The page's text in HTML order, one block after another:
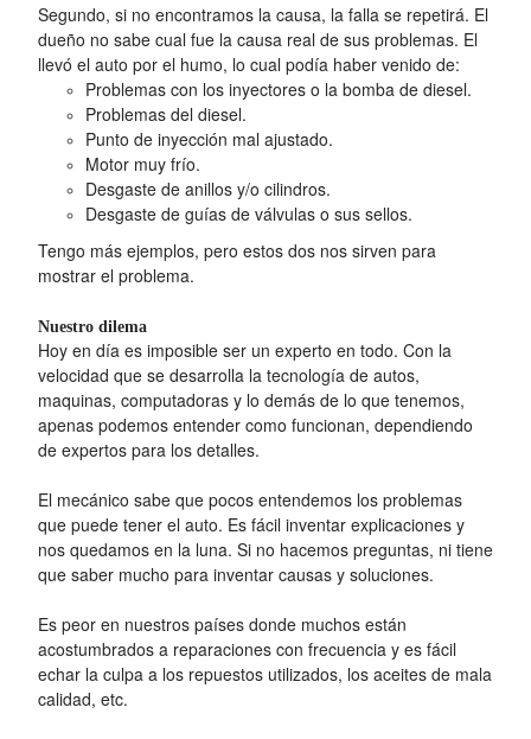
Segundo, si no encontramos la causa, la falla se repetirá. El
dueño no sabe cual fue la causa real de sus problemas. El
llevó el auto por el humo, lo cual podía haber venido de:
Problemas con los inyectores o la bomba de diesel.
Problemas del diesel.
Punto de inyección mal ajustado.
Motor muy frío.
Desgaste de anillos y/o cilindros.
Desgaste de guías de válvulas o sus sellos.
Tengo más ejemplos, pero estos dos nos sirven para
mostrar el problema.
Nuestro dilema
Hoy en día es imposible ser un experto en todo. Con la
velocidad que se desarrolla la tecnología de autos,
maquinas, computadoras y lo demás de lo que tenemos,
apenas podemos entender como funcionan, dependiendo
de expertos para los detalles.
El mecánico sabe que pocos entendemos los problemas
que puede tener el auto. Es fácil inventar explicaciones y
nos quedamos en la luna. Si no hacemos preguntas, ni tiene
que saber mucho para inventar causas y soluciones.
Es peor en nuestros países donde muchos están
acostumbrados a reparaciones con frecuencia y es fácil
echar la culpa a los repuestos utilizados, los aceites de mala
calidad, etc.